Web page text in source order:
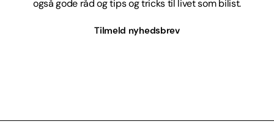
også gode råd og tips og tricks til livet som bilist.
Tilmeld nyhedsbrev